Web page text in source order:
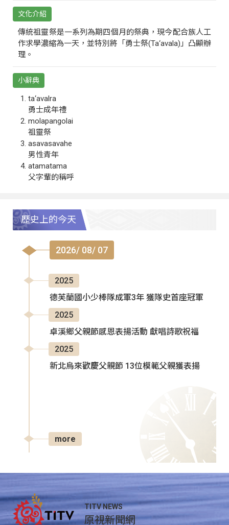
文化介紹
傳統祖靈祭是一系列為期四個月的祭典，現今配合族人工
作求學濃縮為一天，並特別將「勇士祭(Ta‘avala)」凸顯辦
理。
小辭典
ta‘avalra
勇士成年禮
molapangolai
祖靈祭
asavasavahe
男性青年
atamatama
父字輩的稱呼
歷史上的今天
2026/ 08/ 07
2025
德芙蘭國小少棒隊成軍3年 獲隊史首座冠軍
2025
卓溪鄉父親節感恩表揚活動 獻唱詩歌祝福
2025
新北烏來歡慶父親節 13位模範父親獲表揚
more
TITV NEWS
原視新聞網